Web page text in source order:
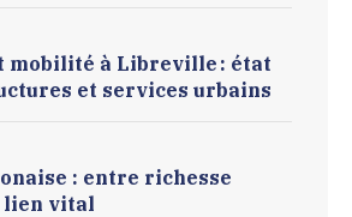
mobilité à Libreville : état
et services urbains
: entre richesse
lien vital